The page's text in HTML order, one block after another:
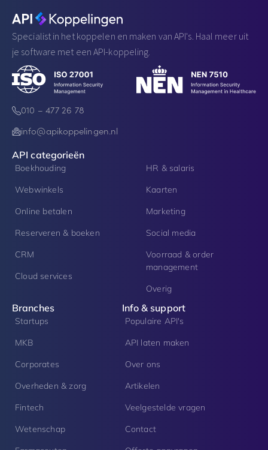
Specialist in het koppelen en maken van API's. Haal meer uit
je software met een API-koppeling.
010 – 477 26 78
info@apikoppelingen.nl
Branches
Startups
MKB
Corporates
Overheden & zorg
Fintech
Wetenschap
API categorieën
Boekhouding
Webwinkels
Online betalen
Reserveren & boeken
CRM
Cloud services
HR & salaris
Kaarten
Marketing
Social media
Voorraad & order
management
Overig
Info & support
Populaire API's
API laten maken
Over ons
Artikelen
Veelgestelde vragen
Contact